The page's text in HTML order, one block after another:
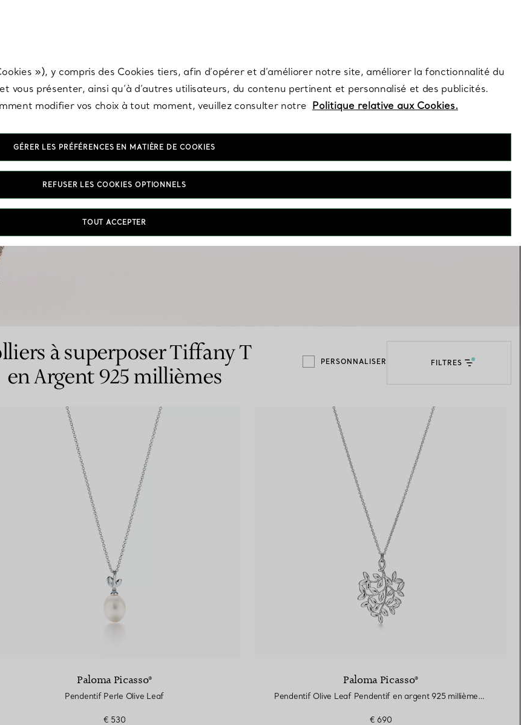
en diamants Tiffany.
à superposer Tiffany T
en Argent 925 millièmes
PERSONNALISER FILTRES
Paloma Picasso®
Pendentif Perle Olive Leaf
€ 530
Paloma Picasso®
Pendentif Olive Leaf Pendentif en argent 925 millièmes, Olive Leaf par Paloma Picasso®. Small.
€ 690
»), y compris des Cookies tiers, afin d’opérer et d’améliorer notre site, améliorer la fonctionnalité du
vous présenter, ainsi qu’à d’autres utilisateurs, du contenu pertinent et personnalisé et des publicités.
modifier vos choix à tout moment, veuillez consulter notre Politique relative aux Cookies.
GÉRER LES PRÉFÉRENCES EN MATIÈRE DE COOKIES
REFUSER LES COOKIES OPTIONNELS
TOUT ACCEPTER